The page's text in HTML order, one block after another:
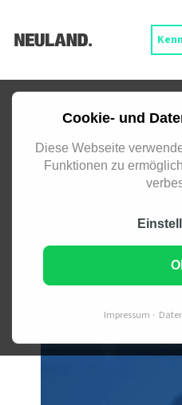
Cookie- und
Diese Webseite
Funktionen zu
Impressum
CASE STUDY
RE­LAUNCH
DIGI­TALES
PASS –